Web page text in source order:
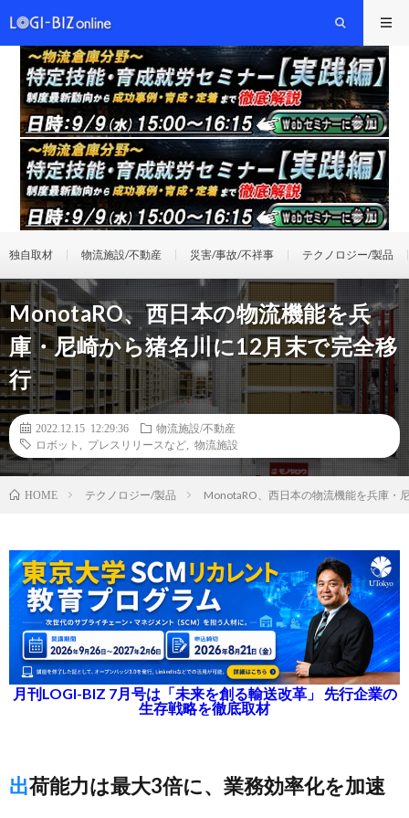
独自取材 物流施設/不動産 災害/事故/不祥事 テクノロジー/製品
MonotaRO、西日本の物流機能を兵
庫・尼崎から猪名川に12月末で完全移
行
2022.12.15 12:29:36
物流施設/不動産
ロボット
プレスリリースなど 物流施設
HOME テクノロジー/製品 MonotaRO、西日本の物流機能を兵庫・
月刊LOGI-BIZ 7月号は「未来を創る輸送改革」 先行企業の
生存戦略を徹底取材
出荷能力は最大3倍に、業務効率化を加速